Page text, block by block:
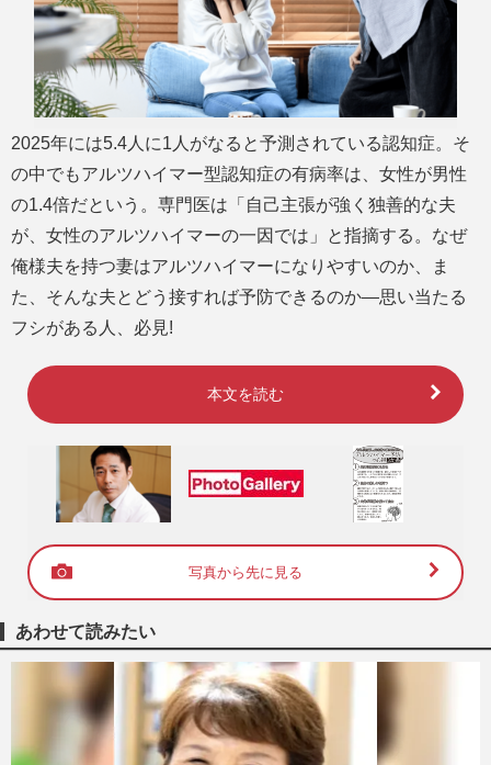
2025年には5.4人に1人がなると予測されている認知症。そ
の中でもアルツハイマー型認知症の有病率は、女性が男性
の1.4倍だという。専門医は「自己主張が強く独善的な夫
が、女性のアルツハイマーの一因では」と指摘する。なぜ
俺様夫を持つ妻はアルツハイマーになりやすいのか、ま
た、そんな夫とどう接すれば予防できるのか―思い当たる
フシがある人、必見!
本文を読む
写真から先に見る
あわせて読みたい